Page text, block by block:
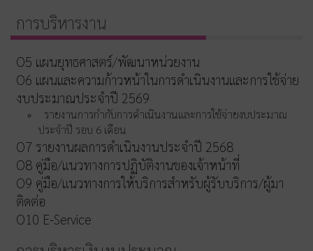
การบริหารงาน
O5 แผนยุทธศาสตร์/พัฒนาหน่วยงาน
O6 แผนและความก้าวหน้าในการดำเนินงานและการใช้จ่าย
งบประมาณประจำปี 2569
รายงานการกำกับการดำเนินงานและการใช้จ่ายงบประมาณ
ประจำปี รอบ 6 เดือน
O7 รายงานผลการดำเนินงานประจำปี 2568
O8 คู่มือ/แนวทางการปฏิบัติงานของเจ้าหน้าที่
O9 คู่มือ/แนวทางการให้บริการสำหรับผู้รับบริการ/ผู้มา
ติดต่อ
O10 E-Service